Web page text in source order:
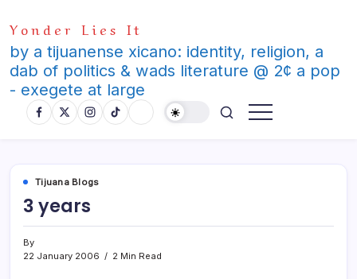
to
content
Yonder Lies It
by a tijuanense xicano: identity, religion, a
dab of politics & wads literature @ 2¢ a pop
- exegete at large
Tijuana Blogs
3 years
By
22 January 2006
2 Min Read